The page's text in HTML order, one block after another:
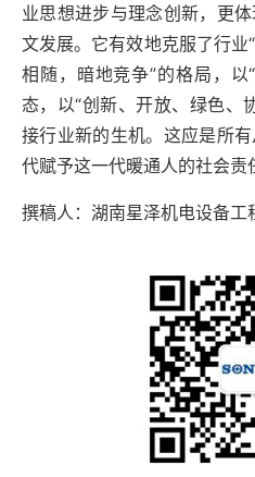
业思想进步与理念创新，更
文发展。它有效地克服了行
相随，暗地竞争”的格局，
态，以“创新、开放、绿色、
接行业新的生机。这应是所
代赋予这一代暖通人的社会责
撰稿人：湖南星泽机电设备工